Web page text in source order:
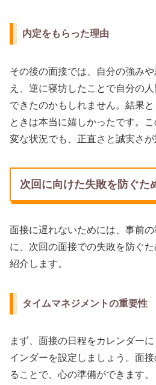
内定をもらった理由
その後の面接では、自分の強み
え、逆に寝坊したことで自分の
できたのかもしれません。結果
ときは本当に嬉しかったです。
変な状況でも、正直さと誠実さが
次回に向けた失敗を防ぐた
面接に遅れないためには、事前
に、次回の面接での失敗を防ぐ
紹介します。
タイムマネジメントの重要性
まず、面接の日程をカレンダー
インダーを設定しましょう。面
ることで、心の準備ができます